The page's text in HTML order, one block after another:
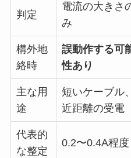
判定
電流の大きさ
み
構外地
絡時
誤動作する可
性あり
主な用
途
短いケーブル、
近距離の受電
代表的
な整定
0.2〜0.4A程度